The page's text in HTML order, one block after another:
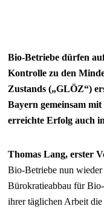
Bio-Betriebe dürfen
Kontrolle zu den
Zustands („GLÖZ“)
Bayern gemeinsam
erreichte Erfolg auch
Thomas Lang, erster
Bio-Betriebe nun wieder
Bürokratieabbau für
ihrer täglichen Arbeit